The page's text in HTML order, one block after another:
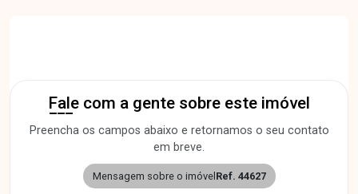
Fale com a gente sobre este imóvel
Preencha os campos abaixo e retornamos o seu contato
em breve.
Mensagem sobre o imóvelRef. 44627